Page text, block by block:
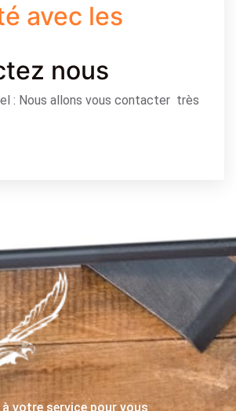
avec les
nous
: Nous allons vous contacter très
votre service pour vous